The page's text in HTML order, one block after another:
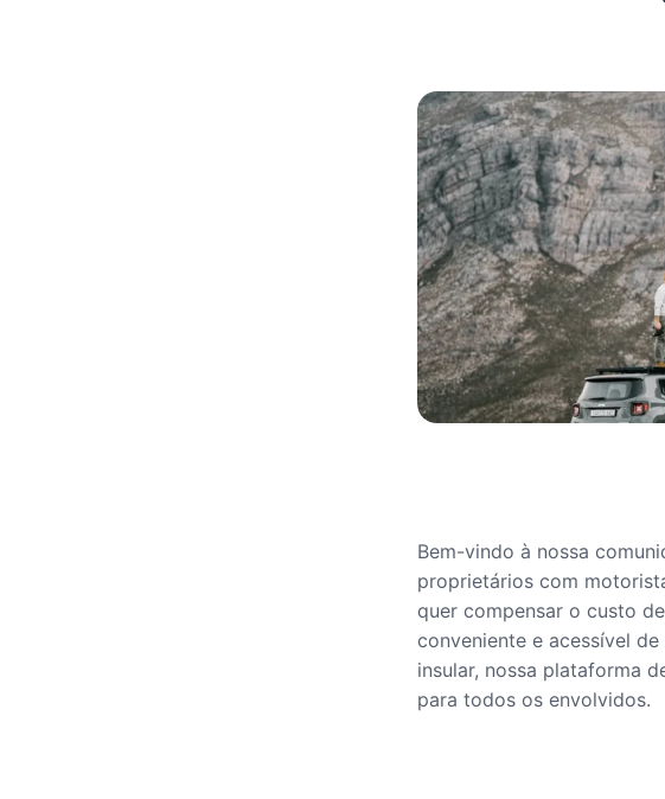
Bem-vindo à nossa
proprietários com
quer compensar o custo
conveniente e acessível
insular, nossa plataforma
para todos os envolvidos.